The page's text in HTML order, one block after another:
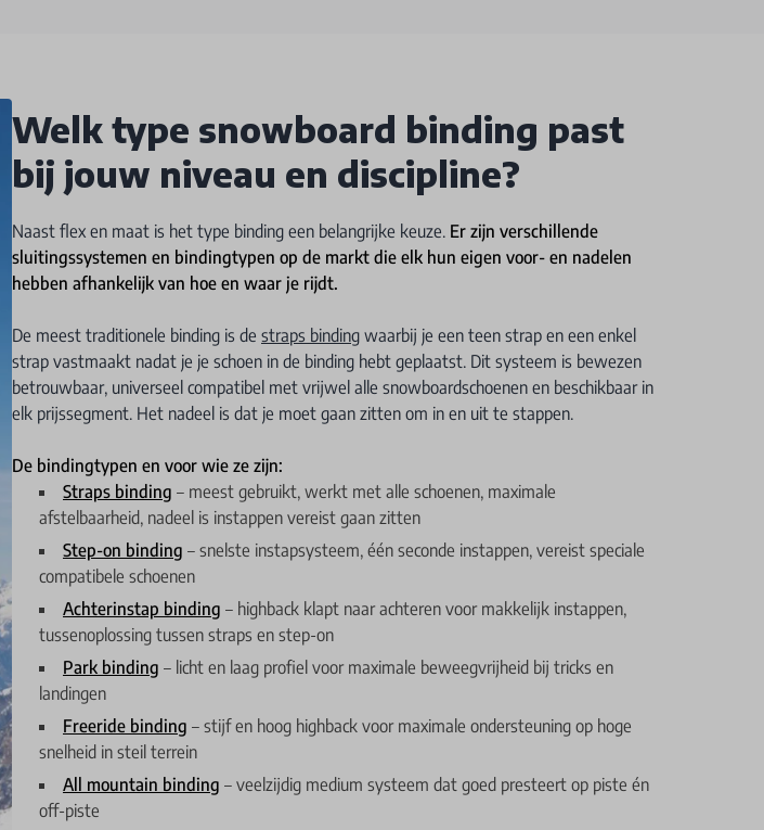
Welk type snowboard binding past
bij jouw niveau en discipline?
Naast flex en maat is het type binding een belangrijke keuze. Er zijn verschillende
sluitingssystemen en bindingtypen op de markt die elk hun eigen voor- en nadelen
hebben afhankelijk van hoe en waar je rijdt.
De meest traditionele binding is de straps binding waarbij je een teen strap en een enkel
strap vastmaakt nadat je je schoen in de binding hebt geplaatst. Dit systeem is bewezen
betrouwbaar, universeel compatibel met vrijwel alle snowboardschoenen en beschikbaar in
elk prijssegment. Het nadeel is dat je moet gaan zitten om in en uit te stappen.
De bindingtypen en voor wie ze zijn:
Straps binding – meest gebruikt, werkt met alle schoenen, maximale
afstelbaarheid, nadeel is instappen vereist gaan zitten
Step-on binding – snelste instapsysteem, één seconde instappen, vereist speciale
compatibele schoenen
Achterinstap binding – highback klapt naar achteren voor makkelijk instappen,
tussenoplossing tussen straps en step-on
Park binding – licht en laag profiel voor maximale beweegvrijheid bij tricks en
landingen
Freeride binding – stijf en hoog highback voor maximale ondersteuning op hoge
snelheid in steil terrein
All mountain binding – veelzijdig medium systeem dat goed presteert op piste én
off-piste